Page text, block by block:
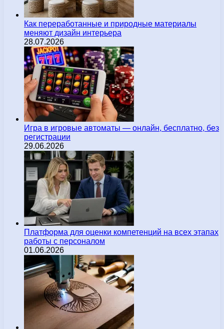
Как переработанные и природные материалы
меняют дизайн интерьера
28.07.2026
Игра в игровые автоматы — онлайн, бесплатно, без
регистрации
29.06.2026
Платформа для оценки компетенций на всех этапах
работы с персоналом
01.06.2026